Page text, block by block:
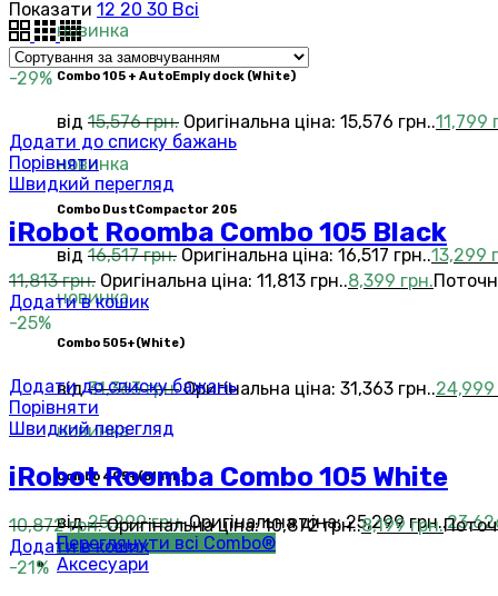
новинка
Combo 105 + AutoEmply dock (White)
від 15,576грн. Оригінальна ціна: 15,576 грн..11,799
новинка
Combo DustCompactor 205
від 16,517грн. Оригінальна ціна: 16,517 грн..13,299
новинка
Сombo 505+(White)
від31,363грн. Оригінальна ціна: 31,363 грн..24,999
новинка
Сombo 405+(Black)
від25,299грн. Оригінальна ціна: 25,299 грн..
Переглянути всі Combo®
Аксесуари
Показати 12 20 30 Всі
-29%
Додати до списку бажань
Порівняти
Швидкий перегляд
iRobot Roomba Combo 105 Black
11,813грн. Оригінальна ціна: 11,813 грн..8,399 грн.
Додати в кошик
-25%
Додати до списку бажань
Порівняти
Швидкий перегляд
iRobot Roomba Combo 105 White
10,872грн. Оригінальна ціна: 10,872 грн..8,199 грн.
Додати в кошик
-21%